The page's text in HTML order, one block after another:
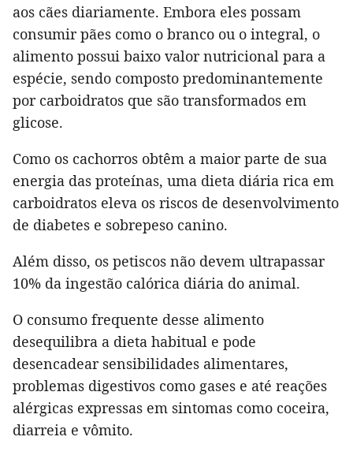
aos cães diariamente. Embora eles possam
consumir pães como o branco ou o integral, o
alimento possui baixo valor nutricional para a
espécie, sendo composto predominantemente
por carboidratos que são transformados em
glicose.
Como os cachorros obtêm a maior parte de sua
energia das proteínas, uma dieta diária rica em
carboidratos eleva os riscos de desenvolvimento
de diabetes e sobrepeso canino.
Além disso, os petiscos não devem ultrapassar
10% da ingestão calórica diária do animal.
O consumo frequente desse alimento
desequilibra a dieta habitual e pode
desencadear sensibilidades alimentares,
problemas digestivos como gases e até reações
alérgicas expressas em sintomas como coceira,
diarreia e vômito.